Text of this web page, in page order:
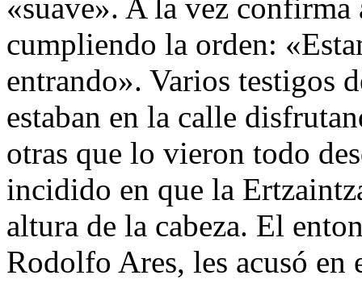
«suave». A la vez confirma
cumpliendo la orden:
entrando». Varios testigos
estaban en la calle
otras que lo vieron todo
incidido en que la
altura de la cabeza. El
Rodolfo Ares, les acusó en